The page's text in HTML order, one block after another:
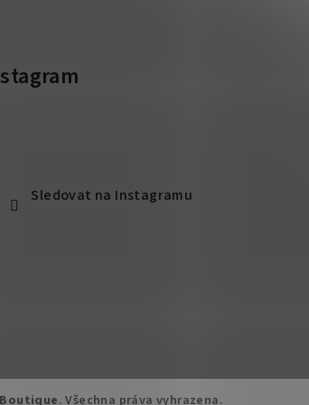
Sledovat na Instagramu
. Všechna práva vyhrazena.